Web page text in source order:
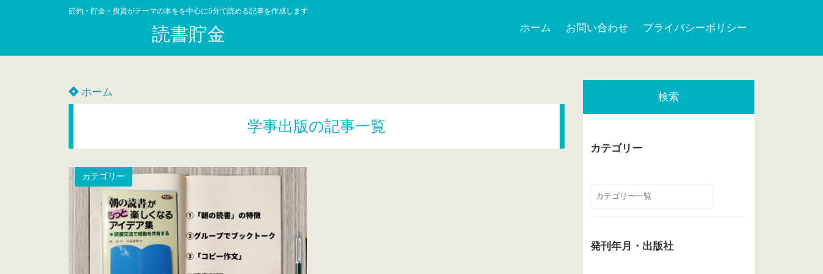
節約・貯金・投資がテーマの本をを中心に5分で読める記事を作成します
読書貯金 ホーム お問い合わせ プライバシーポリシー
ホーム
学事出版の記事一覧
カテゴリー
検索
カテゴリー
発刊年月・出版社